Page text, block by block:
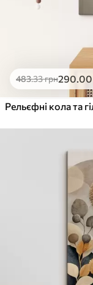
483.33грн290.00